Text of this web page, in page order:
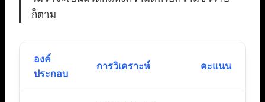
ก็ตาม
องค์
ประกอบ
การวิเคราะห์ คะแนน